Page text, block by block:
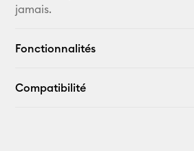
jamais.
Fonctionnalités
Compatibilité